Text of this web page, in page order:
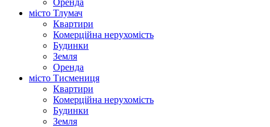
місто Тлумач
Квартири
Комерційна нерухомість
Будинки
Земля
Оренда
місто Тисмениця
Квартири
Комерційна нерухомість
Будинки
Земля